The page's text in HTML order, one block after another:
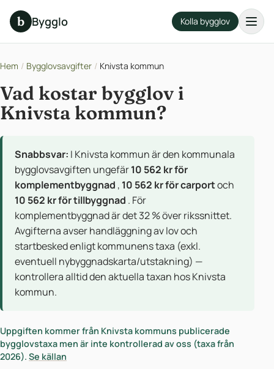
b Bygglo Kolla bygglov
Hem / Bygglovsavgifter / Knivsta kommun
Vad kostar bygglov i
Knivsta kommun?
Snabbsvar: I Knivsta kommun är den kommunala
bygglovsavgiften ungefär10 562 kr för
komplementbyggnad , 10 562 kr för carportoch
10 562 kr för tillbyggnad . För
komplementbyggnad är det 32 % över rikssnittet.
Avgifterna avser handläggning av lov och
startbesked enligt kommunens taxa (exkl.
eventuell nybyggnadskarta/utstakning) —
kontrollera alltid den aktuella taxan hos Knivsta
kommun.
Uppgiften kommer från Knivsta kommuns publicerade
bygglovstaxa men är inte kontrollerad av oss (taxa från
2026). Se källan